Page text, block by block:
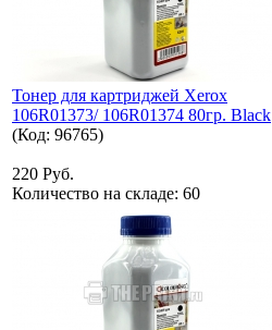
Тонер для картриджей Xerox
106R01373/ 106R01374 80гр. Black
(Код: 96765)
220 Руб.
Количество на складе: 60